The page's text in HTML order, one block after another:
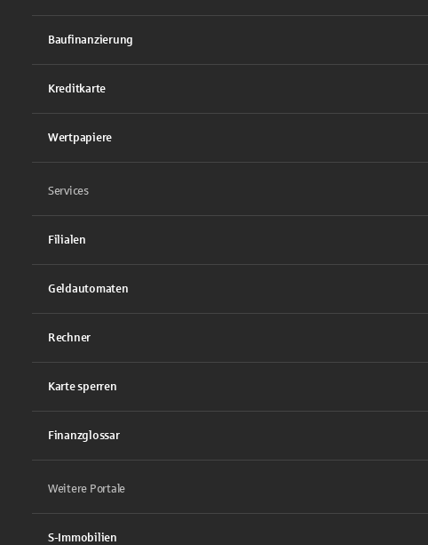
Baufinanzierung
Kreditkarte
Wertpapiere
Services
Filialen
Geldautomaten
Rechner
Karte sperren
Finanzglossar
Weitere Portale
S-Immobilien